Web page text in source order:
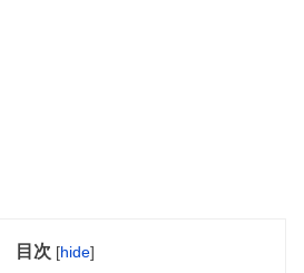
目次 [hide]